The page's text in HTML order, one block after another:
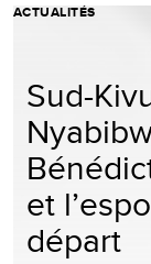
ACTUALITÉS
Sud-
et
départ